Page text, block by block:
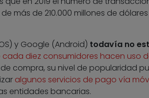
más de 210.000 millones de dólares
y Google (Android) todavía no
cada diez consumidores hacen uso
compra, su nivel de popularidad
algunos servicios de pago vía
entidades bancarias.